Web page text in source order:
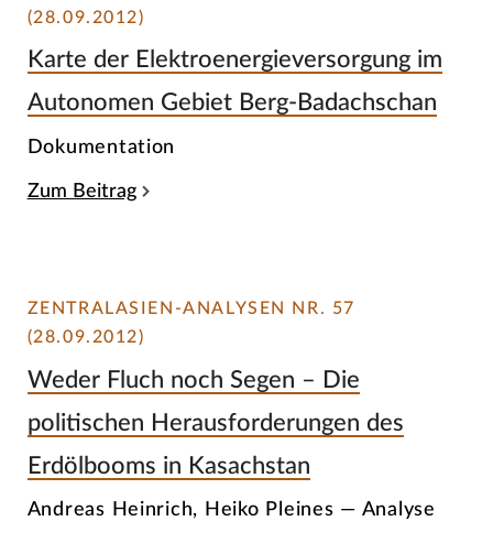
(28.09.2012)
Karte der Elektroenergieversorgung im
Autonomen Gebiet Berg-Badachschan
Dokumentation
Zum Beitrag
ZENTRALASIEN-ANALYSEN NR. 57
(28.09.2012)
Weder Fluch noch Segen – Die
politischen Herausforderungen des
Erdölbooms in Kasachstan
Andreas Heinrich, Heiko Pleines — Analyse